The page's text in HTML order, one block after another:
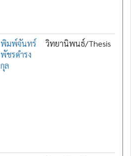
พิมพ์จันทร์
พัชรดำรง
กุล
วิทยานิพนธ์/Thesis